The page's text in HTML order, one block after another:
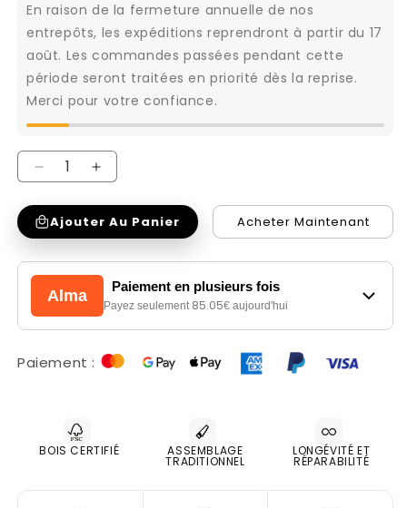
En raison de la fermeture annuelle de nos
entrepôts, les expéditions reprendront à partir du 17
août. Les commandes passées pendant cette
période seront traitées en priorité dès la reprise.
Merci pour votre confiance.
Réduire
la
quantité
de
CounterChaise
Pullitzer
blanc
/
(Copenhagen
900
blanc)
Augmenter
la
quantité
de
CounterChaise
Pullitzer
blanc
Bouclé
/
(Copenhagen
900
blanc)
Ajouter Au Panier Acheter Maintenant
Alma
Paiement en plusieurs fois
Payez seulement 85.05€ aujourd'hui
Paiement :
BOIS CERTIFIÉ ASSEMBLAGE
TRADITIONNEL
LONGÉVITÉ ET
RÉPARABILITÉ